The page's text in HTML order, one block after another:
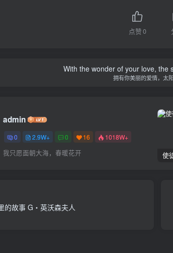
点赞0
With the wonder of your love, the
拥有你美丽的爱情，太
admin
0 2.9W+ 0 16 1018W+
我只愿面朝大海，春暖花开 使
的故事 G‧英沃森夫人